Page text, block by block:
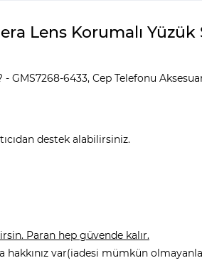
Lens Korumalı
6433, Cep Telefonu
destek alabilirsiniz.
Paran hep güvende kalır.
var(iadesi mümkün